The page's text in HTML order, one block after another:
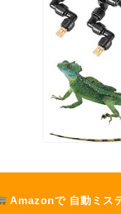
Amazonで 自動ミス